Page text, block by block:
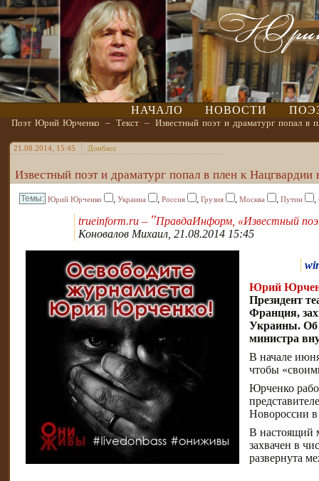
НАЧАЛО НОВОСТИ
Поэт Юрий Юрченко – Текст – Известный поэт и драматург попал в
21.08.2014, 15:45 Донбасс
Известный поэт и драматург попал в плен к Нацгвардии
Юрий Юрченко , Украина , Россия , Грузия , Москва , Путин ,
trueinform.ru – "ПравдаИнформ, «Известный
Коновалов Михаил, 21.08.2014 15:45
Юрий
Президент
Франция,
Украины. Об
министра
В начале
чтобы
Юрченко
Новороссии
В настоящий
захвачен в
развернута